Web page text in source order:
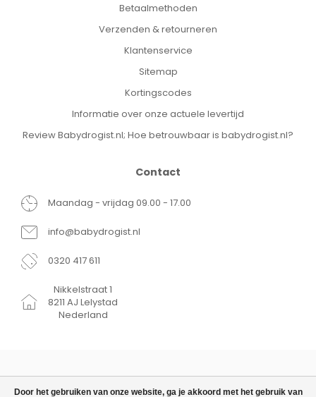
Door het gebruiken van onze website, ga je akkoord met het gebruik van
Betaalmethoden
Verzenden & retourneren
Klantenservice
Sitemap
Kortingscodes
Informatie over onze actuele levertijd
Review Babydrogist.nl; Hoe betrouwbaar is babydrogist.nl?
Contact
Maandag - vrijdag 09.00 - 17.00
info@babydrogist.nl
0320 417 611
Nikkelstraat 1
8211 AJ Lelystad
Nederland